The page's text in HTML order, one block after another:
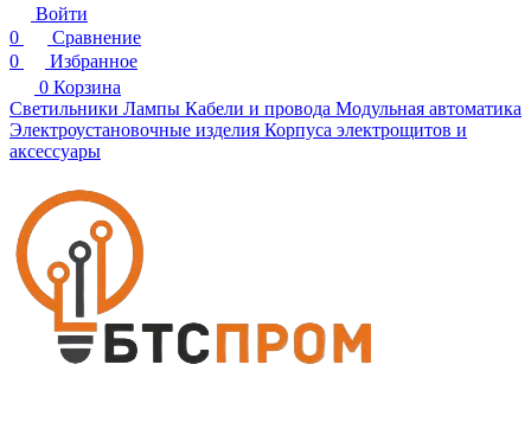
Войти
0
Сравнение
0
Избранное
0 Корзина
Светильники Лампы Кабели и провода Модульная автоматика
Электроустановочные изделия Корпуса электрощитов и
аксессуары